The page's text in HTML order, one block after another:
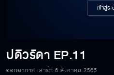
เข้าสู่ร
ปดิวรัดา EP.11
ออกอากาศ เสาร์ที่ 6 สิงหาคม 2565
ปดิวรัดา